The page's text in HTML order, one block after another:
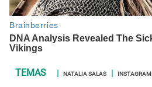
NATALIA SALAS INSTAGRAM